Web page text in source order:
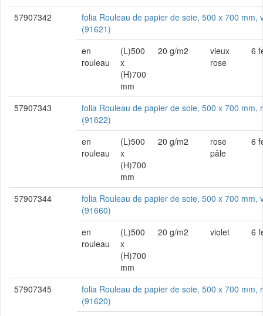
57907342
folia Rouleau de papier de soie, 500 x 700 mm,
(91621)
en
rouleau
(L)500
x
(H)700
mm
20 g/m2
vieux
rose
6
57907343
folia Rouleau de papier de soie, 500 x 700 mm,
(91622)
en
rouleau
(L)500
x
(H)700
mm
20 g/m2
rose
pâle
6
57907344
folia Rouleau de papier de soie, 500 x 700 mm,
(91660)
en
rouleau
(L)500
x
(H)700
mm
20 g/m2 violet 6
57907345
folia Rouleau de papier de soie, 500 x 700 mm,
(91620)